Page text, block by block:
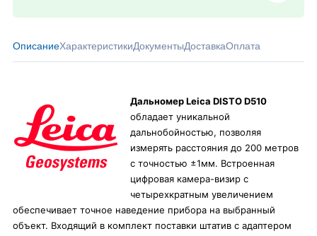
ОписаниеХарактеристикиДокументыДоставкаОплата
Дальномер Leica DISTO D510
обладает уникальной
дальнобойностью, позволяя
измерять расстояния до 200 метров
с точностью ±1мм. Встроенная
цифровая камера-визир с
четырехкратным увеличением
обеспечивает точное наведение прибора на выбранный
объект. Входящий в комплект поставки штатив с адаптером